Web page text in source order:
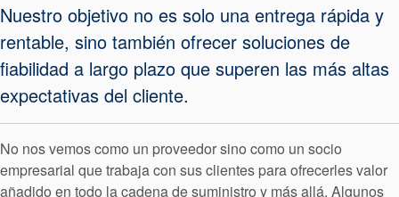
Empaquetadura
Sistemas
auxiliares de
sellado
Nuestro objetivo no es solo una entrega rápida y
rentable, sino también ofrecer soluciones de
fiabilidad a largo plazo que superen las más altas
expectativas del cliente.
No nos vemos como un proveedor sino como un socio
empresarial que trabaja con sus clientes para ofrecerles valor
añadido en todo la cadena de suministro y más allá. Algunos